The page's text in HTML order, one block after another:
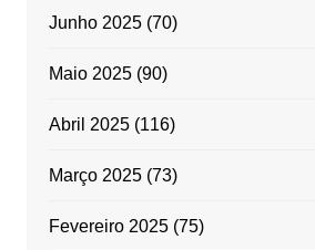
Junho 2025(70)
Maio 2025(90)
Abril 2025(116)
Março 2025(73)
Fevereiro 2025(75)